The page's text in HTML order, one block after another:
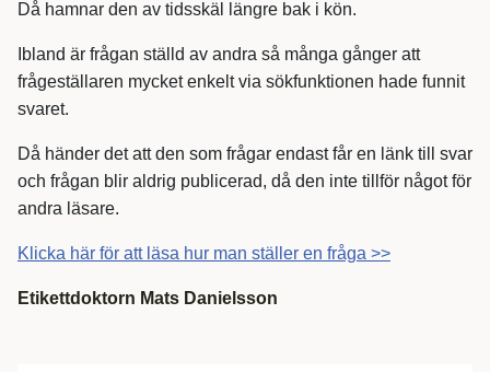
Då hamnar den av tidsskäl längre bak i kön.
Ibland är frågan ställd av andra så många gånger att
frågeställaren mycket enkelt via sökfunktionen hade funnit
svaret.
Då händer det att den som frågar endast får en länk till svar
och frågan blir aldrig publicerad, då den inte tillför något för
andra läsare.
Klicka här för att läsa hur man ställer en fråga >>
Etikettdoktorn Mats Danielsson